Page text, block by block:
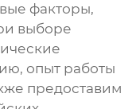
факторы,
выборе
опыт работы
предоставим